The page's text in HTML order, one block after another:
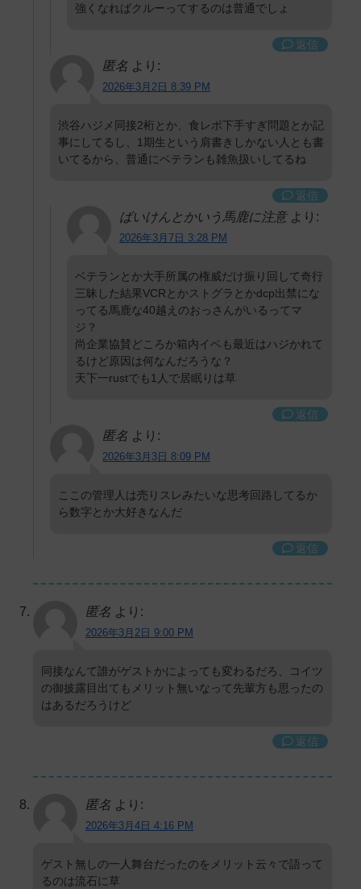
強くなればクルーってするのは普通でしょ
返信
匿名 より:
2026年3月2日 8:39 PM
渋谷ハジメ同接2桁とか、食レポ下手すぎ問題とか記
事にしてるし、1期生という肩書きしかない人とも書
いてるから、普通にベテランも雑魚扱いしてるね
返信
ばいけんとかいう馬鹿に注意 より:
2026年3月7日 3:28 PM
ベテランとか大手所属の権威だけ振り回して奇行
三昧した結果VCRとかストグラとかdcp出禁にな
ってる馬鹿な40越えのおっさんがいるってマ
ジ？
尚企業協賛どころか箱内イベも最近はハジかれて
るけど原因は何なんだろうな？
天下一rustでも1人で居眠りは草
返信
匿名 より:
2026年3月3日 8:09 PM
ここの管理人は売りスレみたいな思考回路してるか
ら数字とか大好きなんだ
返信
匿名 より:
2026年3月2日 9:00 PM
同接なんて誰がゲストかによっても変わるだろ、コイツ
の御披露目出てもメリット無いなって先輩方も思ったの
はあるだろうけど
返信
匿名 より:
2026年3月4日 4:16 PM
ゲスト無しの一人舞台だったのをメリット云々で語って
るのは流石に草